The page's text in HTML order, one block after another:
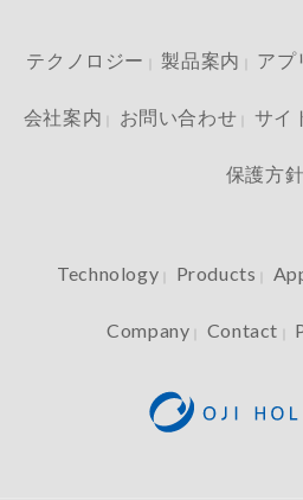
テクノロジー ｜製品案内 アプ
会社案内 お問い合わせ サイ
保護方針
Technology Products
Company Contact